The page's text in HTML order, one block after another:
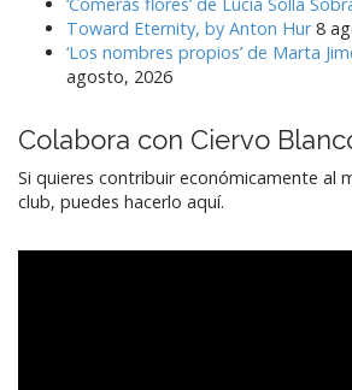
‘Comerás flores’ de Lucía Solla
Toward Eternity, by Anton Hur 8
‘Los nombres propios’ de Marta
agosto, 2026
Colabora con Ciervo
Si quieres contribuir económicamente al
club, puedes hacerlo aquí.